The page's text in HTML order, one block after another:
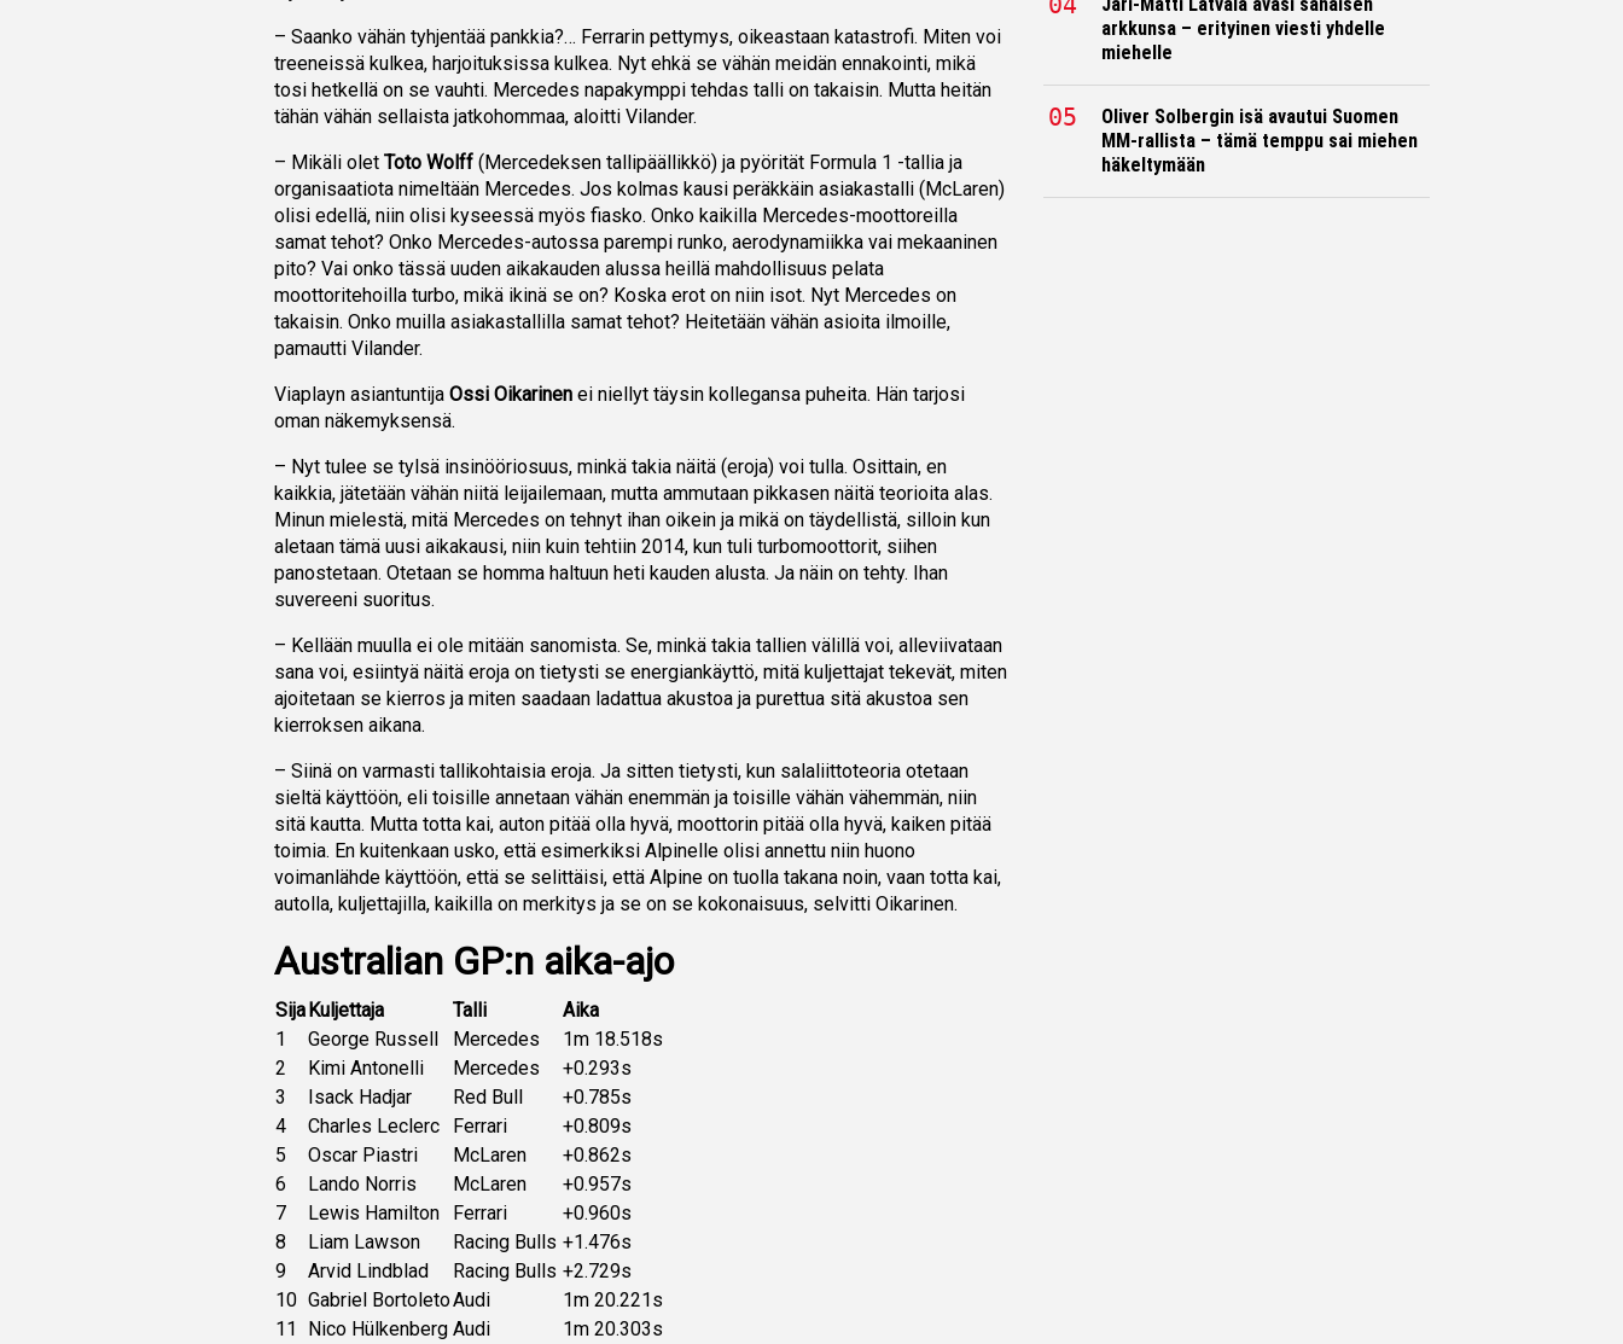
– Saanko vähän tyhjentää pankkia?… Ferrarin pettymys, oikeastaan katastrofi. Miten voi
treeneissä kulkea, harjoituksissa kulkea. Nyt ehkä se vähän meidän ennakointi, mikä
tosi hetkellä on se vauhti. Mercedes napakymppi tehdas talli on takaisin. Mutta heitän
tähän vähän sellaista jatkohommaa, aloitti Vilander.
– Mikäli oletToto Wolff (Mercedeksen tallipäällikkö) ja pyörität Formula 1 -tallia ja
organisaatiota nimeltään Mercedes. Jos kolmas kausi peräkkäin asiakastalli (McLaren)
olisi edellä, niin olisi kyseessä myös fiasko. Onko kaikilla Mercedes-moottoreilla
samat tehot? Onko Mercedes-autossa parempi runko, aerodynamiikka vai mekaaninen
pito? Vai onko tässä uuden aikakauden alussa heillä mahdollisuus pelata
moottoritehoilla turbo, mikä ikinä se on? Koska erot on niin isot. Nyt Mercedes on
takaisin. Onko muilla asiakastallilla samat tehot? Heitetään vähän asioita ilmoille,
pamautti Vilander.
Viaplayn asiantuntijaOssi Oikarinen ei niellyt täysin kollegansa puheita. Hän tarjosi
oman näkemyksensä.
– Nyt tulee se tylsä insinööriosuus, minkä takia näitä (eroja) voi tulla. Osittain, en
kaikkia, jätetään vähän niitä leijailemaan, mutta ammutaan pikkasen näitä teorioita alas.
Minun mielestä, mitä Mercedes on tehnyt ihan oikein ja mikä on täydellistä, silloin kun
aletaan tämä uusi aikakausi, niin kuin tehtiin 2014, kun tuli turbomoottorit, siihen
panostetaan. Otetaan se homma haltuun heti kauden alusta. Ja näin on tehty. Ihan
suvereeni suoritus.
– Kellään muulla ei ole mitään sanomista. Se, minkä takia tallien välillä voi, alleviivataan
sana voi, esiintyä näitä eroja on tietysti se energiankäyttö, mitä kuljettajat tekevät, miten
ajoitetaan se kierros ja miten saadaan ladattua akustoa ja purettua sitä akustoa sen
kierroksen aikana.
– Siinä on varmasti tallikohtaisia eroja. Ja sitten tietysti, kun salaliittoteoria otetaan
sieltä käyttöön, eli toisille annetaan vähän enemmän ja toisille vähän vähemmän, niin
sitä kautta. Mutta totta kai, auton pitää olla hyvä, moottorin pitää olla hyvä, kaiken pitää
toimia. En kuitenkaan usko, että esimerkiksi Alpinelle olisi annettu niin huono
voimanlähde käyttöön, että se selittäisi, että Alpine on tuolla takana noin, vaan totta kai,
autolla, kuljettajilla, kaikilla on merkitys ja se on se kokonaisuus, selvitti Oikarinen.
Australian GP:n aika-ajo
SijaKuljettaja Talli
Aika
1
George Russell Mercedes
1m 18.518s
2
Kimi Antonelli Mercedes
+0.293s
3
Isack Hadjar Red Bull
+0.785s
4
Charles Leclerc Ferrari
+0.809s
5
Oscar Piastri McLaren
+0.862s
6
Lando Norris McLaren
+0.957s
7
Lewis Hamilton Ferrari
+0.960s
8
Liam Lawson Racing Bulls +1.476s
9
Arvid Lindblad Racing Bulls +2.729s
10 Gabriel BortoletoAudi
1m 20.221s
11
Nico Hülkenberg Audi
1m 20.303s
arkkunsa – erityinen viesti yhdelle
miehelle
Oliver Solbergin isä avautui Suomen
MM-rallista – tämä temppu sai miehen
häkeltymään